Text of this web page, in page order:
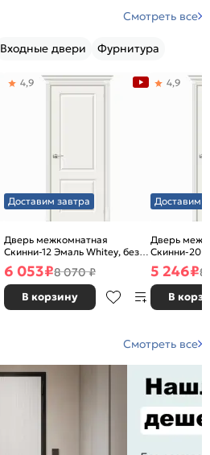
Смотреть все
Входные двери Фурнитура
Доставим завтра
Дверь межкомнатная
Скинни-12 Эмаль Whitey, без
декора, глухая, без стекла,
без кромки, скиновая
4,9
6 053₽8 070 ₽
В корзину
Доставим
Дверь
Скинни-20
декора,
без кромки,
4,9
5 246₽8
В
Смотреть все